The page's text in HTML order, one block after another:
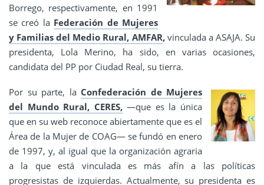
Borrego, respectivamente, en 1991
se creó la Federación de Mujeres
y Familias del Medio Rural, AMFAR, vinculada a ASAJA. Su
presidenta, Lola Merino, ha sido, en varias ocasiones,
candidata del PP por Ciudad Real, su tierra.
Por su parte, la Confederación de Mujeres
del Mundo Rural, CERES,—que es la única
que en su web reconoce abiertamente que es el
Área de la Mujer de COAG— se fundó en enero
de 1997, y, al igual que la organización agraria
a la que está vinculada es más afín a las políticas
progresistas de izquierdas. Actualmente, su presidenta es